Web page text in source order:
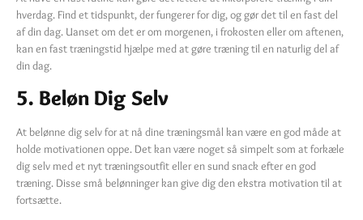
hverdag. Find et tidspunkt, der fungerer for dig, og gør det til en fast del
af din dag. Uanset om det er om morgenen, i frokosten eller om aftenen,
kan en fast træningstid hjælpe med at gøre træning til en naturlig del af
din dag.
5. Beløn Dig Selv
At belønne dig selv for at nå dine træningsmål kan være en god måde at
holde motivationen oppe. Det kan være noget så simpelt som at forkæle
dig selv med et nyt træningsoutfit eller en sund snack efter en god
træning. Disse små belønninger kan give dig den ekstra motivation til at
fortsætte.